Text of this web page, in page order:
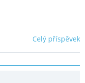
Celý příspěvek